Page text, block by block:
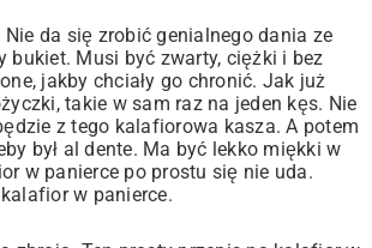
da się zrobić genialnego dania ze
bukiet. Musi być zwarty, ciężki i bez
jakby chciały go chronić. Jak już
takie w sam raz na jeden kęs. Nie
z tego kalafiorowa kasza. A potem
był al dente. Ma być lekko miękki w
w panierce po prostu się nie uda.
w panierce.